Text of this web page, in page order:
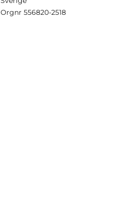
Orgnr 556820-2518